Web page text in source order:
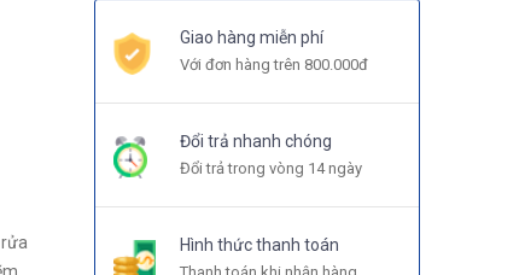
Giao hàng miễn phí
Với đơn hàng trên 800.000đ
Đổi trả nhanh chóng
Đổi trả trong vòng 14 ngày
Hình thức thanh toán